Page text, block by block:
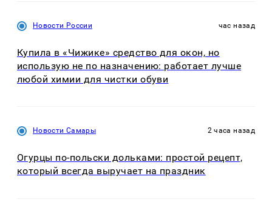
Новости России час назад
Купила в «Чижике» средство для окон, но
использую не по назначению: работает лучше
любой химии для чистки обуви
Новости Самары 2 часа назад
Огурцы по‑польски дольками: простой рецепт,
который всегда выручает на праздник